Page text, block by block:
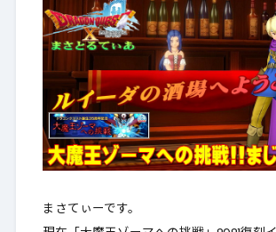
まさてぃーです。